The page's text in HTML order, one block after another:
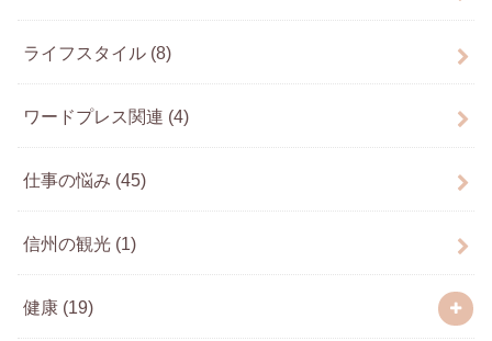
ライフスタイル (8)
ワードプレス関連 (4)
仕事の悩み (45)
信州の観光 (1)
健康 (19)